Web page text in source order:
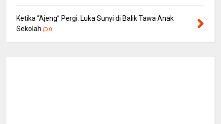
Ketika “Ajeng” Pergi: Luka Sunyi di Balik Tawa Anak
Sekolah
0